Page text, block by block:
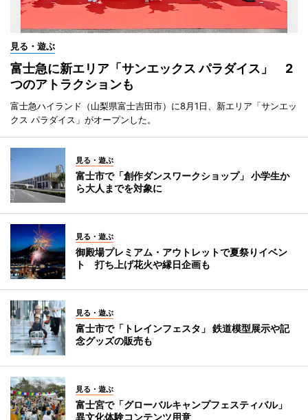
見る・遊ぶ
富士急に新エリア「サンエックス パラダイス」 2
つのアトラクションも
富士急ハイランド（山梨県富士吉田市）に8月1日、新エリア「サンエッ
クス パラダイス」がオープンした。
見る・遊ぶ
富士市で「創作ダンスワークショップ」 小学生か
ら大人までを対象に
見る・遊ぶ
御殿場プレミアム・アウトレットで夏祭りイベン
ト 打ち上げ花火や縁日企画も
見る・遊ぶ
富士市で「トレインフェスタ」 鉄道模型展示や記
念グッズの販売も
見る・遊ぶ
富士宮で「グローバルキャンプフェスティバル」
異文化体験コンテンツ用意